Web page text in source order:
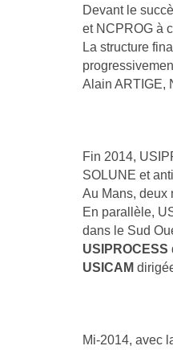
Devant le
et NCPROG à
La structure
Alain ARTIGE,
Fin 2014,
SOLUNE et
Au Mans, deux
En parallèle,
dans le Sud
USIPROCESS
USICAM
Mi-2014, avec